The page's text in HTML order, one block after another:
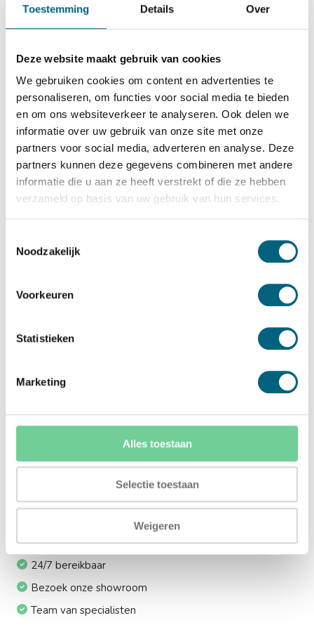
Toestemming Details Over
Deze website maakt gebruik van cookies
We gebruiken cookies om content en advertenties te
personaliseren, om functies voor social media te bieden
en om ons websiteverkeer te analyseren. Ook delen we
informatie over uw gebruik van onze site met onze
partners voor social media, adverteren en analyse. Deze
partners kunnen deze gegevens combineren met andere
informatie die u aan ze heeft verstrekt of die ze hebben
verzameld op basis van uw gebruik van hun services.
Noodzakelijk
Voorkeuren
Statistieken
Marketing
Alles toestaan
Selectie toestaan
Weigeren
Wertheim
Wertheim EWS 1904
21.016,-
Op voorraad
Bekijk de reviews
Zeer zware kwalitatieve officieel ECB-S gecertificeerde
inbraakwerende kluis in de klasse 5 / grade V / CEN 5
conform EN 1143-1. Standaard uitgevoerd met twee
Betrouwbaar & veilig betalen
Meerprijs installeren begane grond of op etage met
Ja (+€169,00)
Meerprijs electronisch codeslot i.p.v. sleutelslot:
Ik installeer de kluis graag zelf:
Ja, levering tot aan uw voordeur
24/7 bereikbaar
Bezoek onze showroom
Team van specialisten